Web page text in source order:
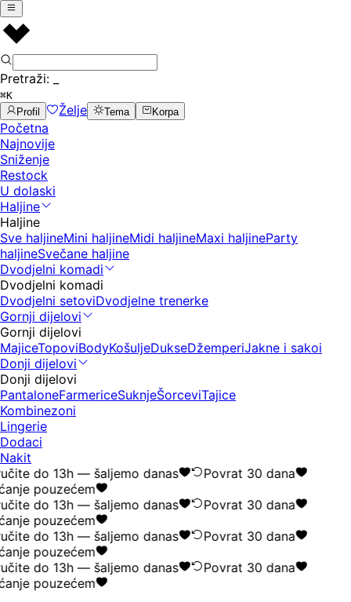
Pretraži:
⌘K
Profil
Želje Tema Korpa
Početna
Najnovije
Sniženje
Restock
U dolaski
Haljine
Haljine
Sve haljineMini haljineMidi haljineMaxi haljineParty
haljineSvečane haljine
Dvodjelni komadi
Dvodjelni komadi
Dvodjelni setoviDvodjelne trenerke
Gornji dijelovi
Gornji dijelovi
MajiceTopoviBodyKošuljeDukseDžemperiJakne i sakoi
Donji dijelovi
Donji dijelovi
PantaloneFarmericeSuknjeŠorceviTajice
Kombinezoni
Lingerie
Dodaci
Nakit
do 13h — šaljemo danas
Povrat 30 dana
pouzećem
do 13h — šaljemo danas
Povrat 30 dana
pouzećem
do 13h — šaljemo danas
Povrat 30 dana
pouzećem
do 13h — šaljemo danas
Povrat 30 dana
pouzećem